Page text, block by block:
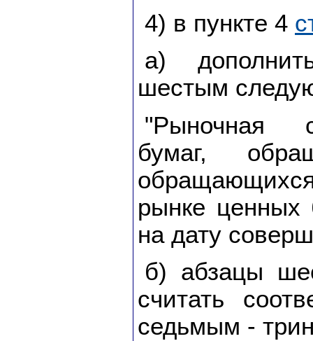
4) в пункте 4
а)
шестым
"Рыночная
бумаг,
рынке ценных
на дату
б) абзацы
считать
седьмым -